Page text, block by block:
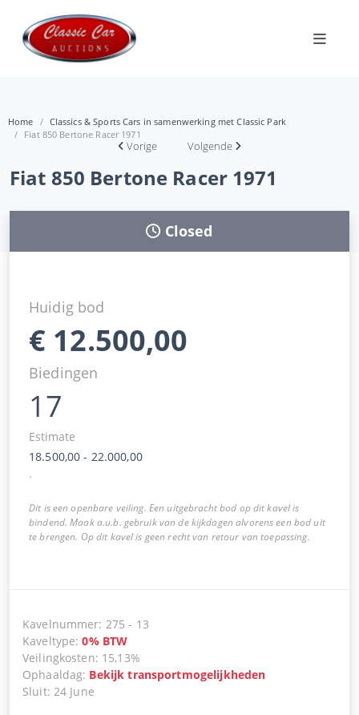
Home
Classics & Sports Cars in samenwerking met Classic Park
Fiat 850 Bertone Racer 1971
Vorige Volgende
Fiat 850 Bertone Racer 1971
Closed
Huidig bod
€ 12.500,00
Biedingen
17
Estimate
18.500,00 - 22.000,00
.
Dit is een openbare veiling. Een uitgebracht bod op dit kavel is
bindend. Maak a.u.b. gebruik van de kijkdagen alvorens een bod uit
te brengen. Op dit kavel is geen recht van retour van toepassing.
Kavelnummer: 275 - 13
Kaveltype:0% BTW
Veilingkosten: 15,13%
Ophaaldag: Bekijk transportmogelijkheden
Sluit: 24 June